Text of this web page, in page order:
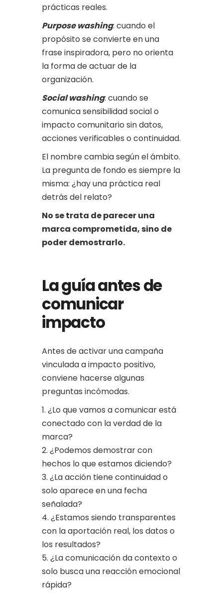
prácticas reales.
Purpose washing: cuando el
propósito se convierte en una
frase inspiradora, pero no orienta
la forma de actuar de la
organización.
Social washing: cuando se
comunica sensibilidad social o
impacto comunitario sin datos,
acciones verificables o continuidad.
El nombre cambia según el ámbito.
La pregunta de fondo es siempre la
misma: ¿hay una práctica real
detrás del relato?
No se trata de parecer una
marca comprometida, sino de
poder demostrarlo.
La guía antes de
comunicar
impacto
Antes de activar una campaña
vinculada a impacto positivo,
conviene hacerse algunas
preguntas incómodas.
¿Lo que vamos a comunicar está
conectado con la verdad de la
marca?
¿Podemos demostrar con
hechos lo que estamos diciendo?
¿La acción tiene continuidad o
solo aparece en una fecha
señalada?
¿Estamos siendo transparentes
con la aportación real, los datos o
los resultados?
¿La comunicación da contexto o
solo busca una reacción emocional
rápida?